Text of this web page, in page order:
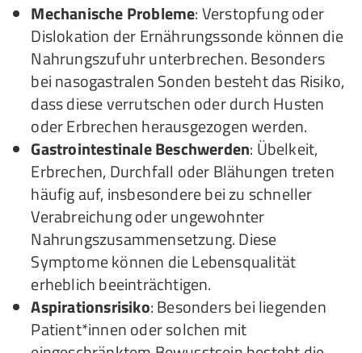
Mechanische Probleme: Verstopfung oder
Dislokation der Ernährungssonde können die
Nahrungszufuhr unterbrechen. Besonders
bei nasogastralen Sonden besteht das Risiko,
dass diese verrutschen oder durch Husten
oder Erbrechen herausgezogen werden.
Gastrointestinale Beschwerden: Übelkeit,
Erbrechen, Durchfall oder Blähungen treten
häufig auf, insbesondere bei zu schneller
Verabreichung oder ungewohnter
Nahrungszusammensetzung. Diese
Symptome können die Lebensqualität
erheblich beeinträchtigen.
Aspirationsrisiko: Besonders bei liegenden
Patient*innen oder solchen mit